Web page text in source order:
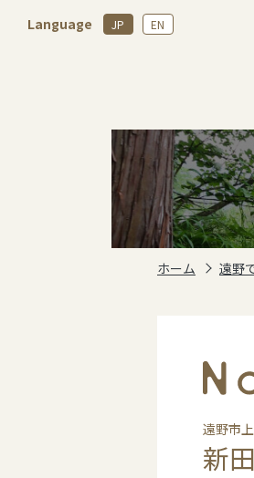
Language JP EN
ホーム 遠野
遠野市
新